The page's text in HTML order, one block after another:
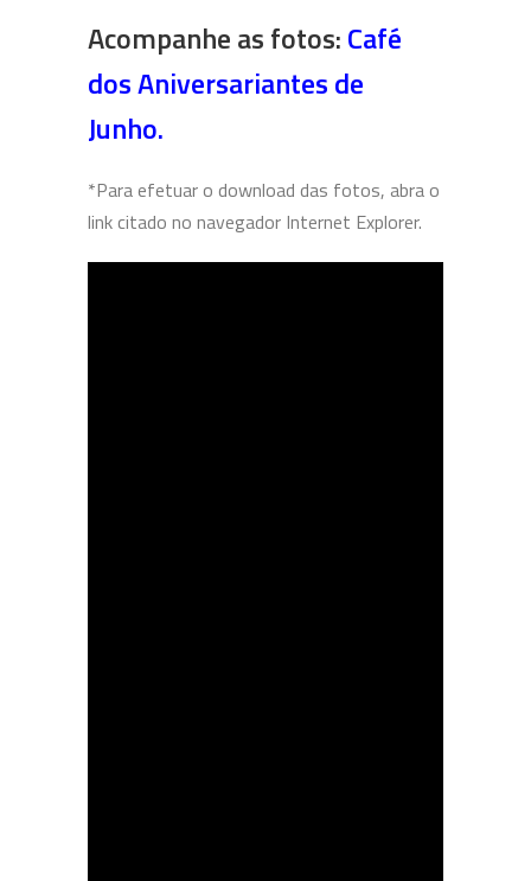
Acompanhe as fotos:Café
dos Aniversariantes de
Junho.
*Para efetuar o download das fotos, abra o
link citado no navegador Internet Explorer.